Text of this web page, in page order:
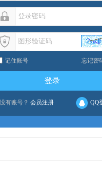
记住账号 忘记密
有账号？ 会员注册 QQ